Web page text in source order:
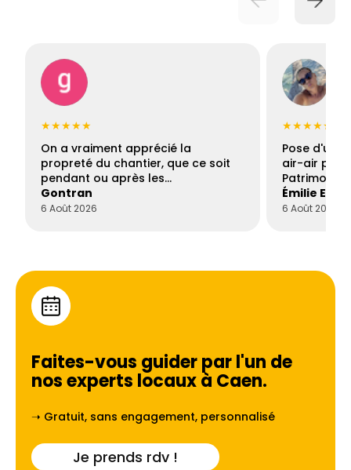
★★★★★
On a vraiment apprécié la
propreté du chantier, que ce soit
pendant ou après les…
Gontran
6 Août 2026
★★★★★
Pose d'une
air-air par
Patrimoine
Émilie
6 Août 2026
Faites-vous guider par l'un de
nos experts locaux à Caen.
➝ Gratuit, sans engagement, personnalisé
Je prends rdv !